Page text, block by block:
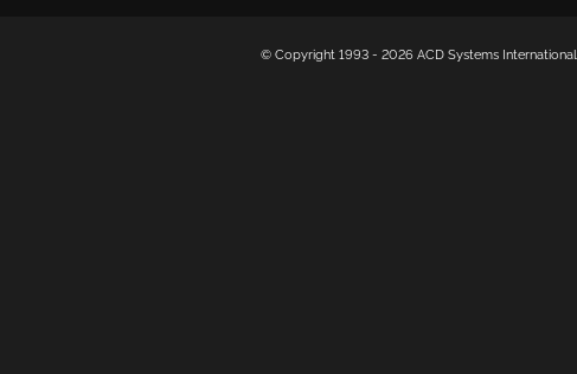
© Copyright 1993 - 2026 ACD Systems